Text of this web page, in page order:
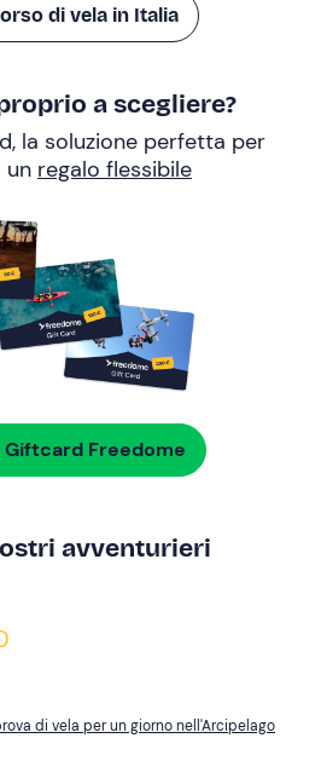
di vela in Italia
a scegliere?
la soluzione perfetta per
un regalo flessibile
Giftcard Freedome
avventurieri
di vela per un giorno nell'Arcipelago